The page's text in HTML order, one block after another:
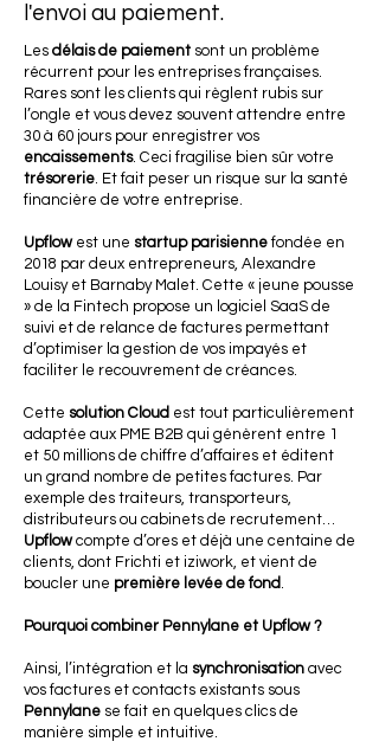
l'envoi au paiement.
Les délais de paiement sont un problème
récurrent pour les entreprises françaises.
Rares sont les clients qui règlent rubis sur
l’ongle et vous devez souvent attendre entre
30 à 60 jours pour enregistrer vos
encaissements. Ceci fragilise bien sûr votre
trésorerie. Et fait peser un risque sur la santé
financière de votre entreprise.
Upflowest une startup parisiennefondée en
2018 par deux entrepreneurs, Alexandre
Louisy et Barnaby Malet. Cette « jeune pousse
» de la Fintech propose un logiciel SaaS de
suivi et de relance de factures permettant
d’optimiser la gestion de vos impayés et
faciliter le recouvrement de créances.
Cette solution Cloud est tout particulièrement
adaptée aux PME B2B qui génèrent entre 1
et 50 millions de chiffre d’affaires et éditent
un grand nombre de petites factures. Par
exemple des traiteurs, transporteurs,
distributeurs ou cabinets de recrutement…
Upflowcompte d’ores et déjà une centaine de
clients, dont Frichti et iziwork, et vient de
boucler une première levée de fond .
Pourquoi combiner Pennylane et Upflow ?
Ainsi, l’intégration et la synchronisation avec
vos factures et contacts existants sous
Pennylane se fait en quelques clics de
manière simple et intuitive.